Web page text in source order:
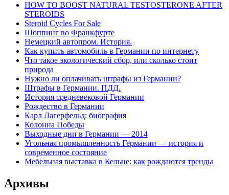
HOW TO BOOST NATURAL TESTOSTERONE AFTER
STEROIDS
Steroid Cycles For Sale
Шоппинг во Франкфурте
Немецкий автопром. История.
Как купить автомобиль в Германии по интернету
Что такое экологический сбор, или сколько стоит
природа
Нужно ли оплачивать штрафы из Германии?
Штрафы в Германии. ПДД.
История средневековой Германии
Рождество в Германии
Карл Лагерфельд: биография
Колонна Победы
Выходные дни в Германии — 2014
Угольная промышленность Германии — история и
современное состояние
Мебельная выставка в Кельне: как рождаются тренды
Архивы